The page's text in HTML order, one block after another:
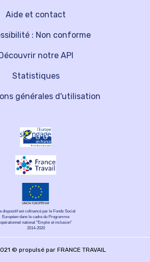
notre API
Aide et contact
Statistiques
: Non conforme
générales d'utilisation
dispositif est cofinancé par le Fonds Social
Européen dans le cadre du Programme
opérationnel national "Emploi et inclusion"
2014-2020
© propulsé par FRANCE TRAVAIL